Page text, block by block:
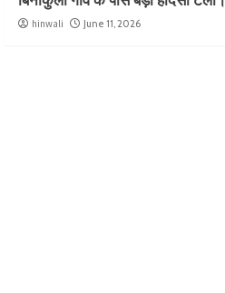
hinwali June 11, 2026